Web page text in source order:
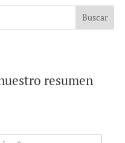
resumen